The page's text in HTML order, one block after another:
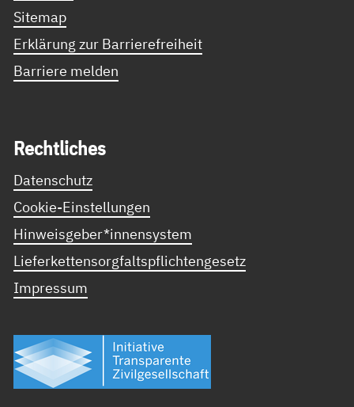
Sitemap
Erklärung zur Barrierefreiheit
Barriere melden
Recht­li­ches
Datenschutz
Cookie-Einstellungen
Hinweisgeber*innensystem
Lieferkettensorgfaltspflichtengesetz
Impressum